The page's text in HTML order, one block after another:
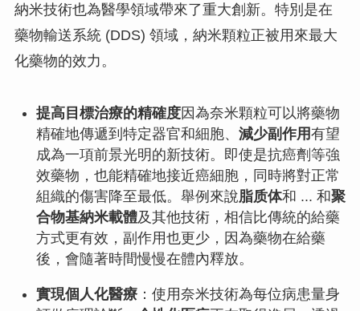
納米技術也為醫學領域帶來了重大創新。特別是在
藥物輸送系統 (DDS) 領域，納米顆粒正被用來最大
化藥物的效力。
提高目標治療的精確度因為奈米顆粒可以將藥物
精確地傳遞到特定器官和細胞、 減少副作用有望
成為一項前景光明的新技術。即使是抗癌劑等強
效藥物，也能精確地接近癌細胞，同時將對正常
組織的傷害降至最低。舉例來說脂质体和 ... 和聚
合物基納米載體及其他技術，相信比傳統的給藥
方式更有效，副作用也更少，因為藥物在給藥
後，會隨著時間慢慢在體內釋放。
實現個人化醫療：使用奈米技術為每位病患量身